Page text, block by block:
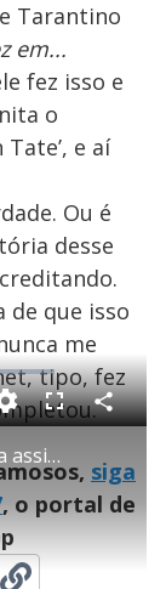
Tarantino
em...
fez isso e
o
e aí
Ou é
desse
de que isso
me
tipo, fez
Jennifer Lawrence diz que evita assistir aos próprios filmes
F
l
s
c
e
C
o
a
r
siga
, o portal de